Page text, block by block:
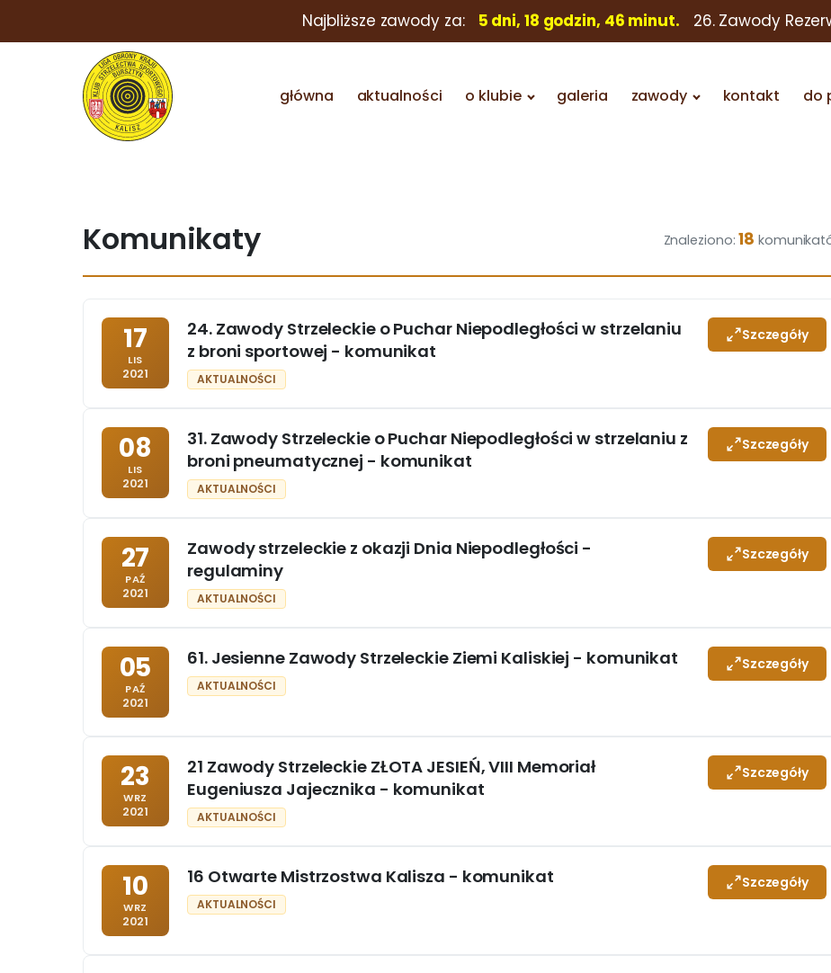
Najbliższe zawody za: 5 dni, 18 godzin, 46 minut. 26. Zawody
główna aktualności o klubie galeria zawody kontakt do
Komunikaty Znaleziono:18
17
LIS
2021
24. Zawody Strzeleckie o Puchar Niepodległości w strzelaniu
z broni sportowej - komunikat
AKTUALNOŚCI
Szczegóły
08
LIS
2021
31. Zawody Strzeleckie o Puchar Niepodległości w strzelaniu z
broni pneumatycznej - komunikat
AKTUALNOŚCI
Szczegóły
27
PAŹ
2021
Zawody strzeleckie z okazji Dnia Niepodległości -
regulaminy
AKTUALNOŚCI
Szczegóły
05
PAŹ
2021
61. Jesienne Zawody Strzeleckie Ziemi Kaliskiej - komunikat
AKTUALNOŚCI
Szczegóły
23
WRZ
2021
21 Zawody Strzeleckie ZŁOTA JESIEŃ, VIII Memoriał
Eugeniusza Jajecznika - komunikat
AKTUALNOŚCI
Szczegóły
10
WRZ
2021
16 Otwarte Mistrzostwa Kalisza - komunikat
AKTUALNOŚCI
Szczegóły